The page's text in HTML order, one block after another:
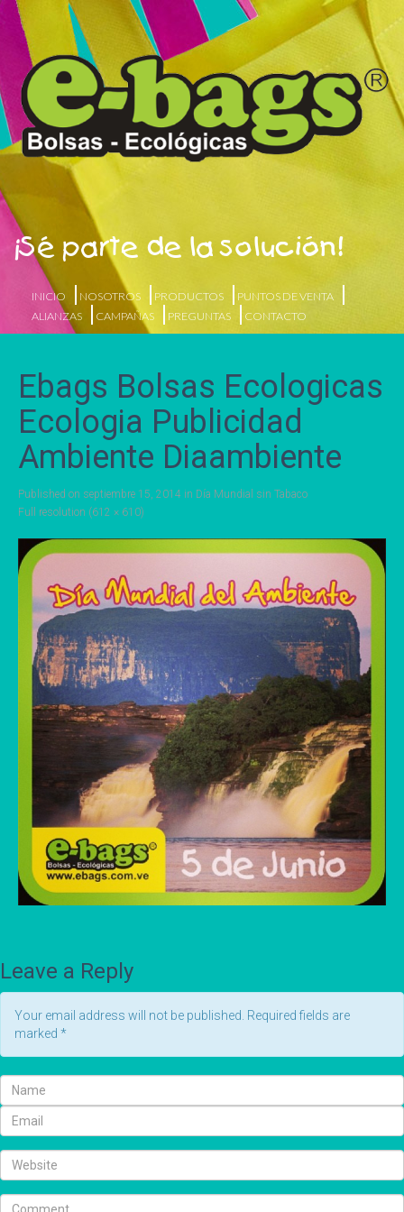
¡Sé parte de la solución!
INICIO NOSOTROS PRODUCTOS
PUNTOS DE VENTA
ALIANZAS
CAMPAÑAS PREGUNTAS CONTACTO
Ebags Bolsas Ecologicas
Ecologia Publicidad
Ambiente Diaambiente
Published on septiembre 15, 2014 in Día Mundial sin Tabaco
Full resolution (612 × 610)
Leave a Reply
Your email address will not be published. Required fields are
marked *